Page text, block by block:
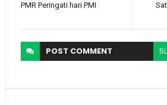
PMR Peringati hari PMI
POST COMMENT